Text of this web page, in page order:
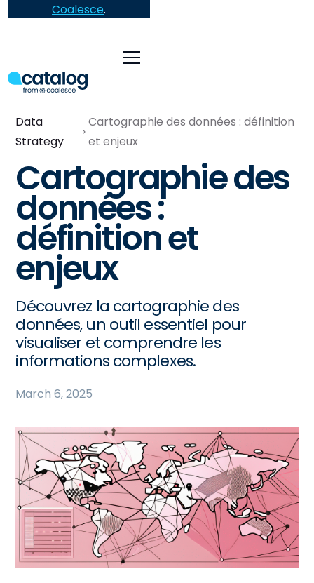
Coalesce.
Data
Strategy
Cartographie des données : définition
et enjeux
Cartographie des
données :
définition et
enjeux
Découvrez la cartographie des
données, un outil essentiel pour
visualiser et comprendre les
informations complexes.
March 6, 2025